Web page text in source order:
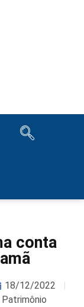
conta
18/12/2022